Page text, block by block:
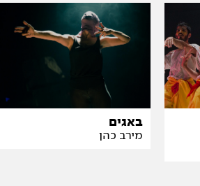
באגים
מירב כהן